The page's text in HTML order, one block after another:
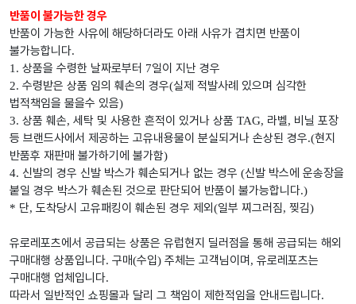
반품이 불가능한 경우
반품이 가능한 사유에 해당하더라도 아래 사유가 겹치면 반품이
불가능합니다.
1. 상품을 수령한 날짜로부터 7일이 지난 경우
2. 수령받은 상품 임의 훼손의 경우(실제 적발사례 있으며 심각한
법적책임을 물을수 있음)
3. 상품 훼손, 세탁 및 사용한 흔적이 있거나 상품 TAG, 라벨, 비닐 포장
등 브랜드사에서 제공하는 고유내용물이 분실되거나 손상된 경우.(현지
반품후 재판매 불가하기에 불가함)
4. 신발의 경우 신발 박스가 훼손되거나 없는 경우 (신발 박스에 운송장을
붙일 경우 박스가 훼손된 것으로 판단되어 반품이 불가능합니다.)
* 단, 도착당시 고유패킹이 훼손된 경우 제외 (일부 찌그러짐, 찢김)
유로레포츠에서 공급되는 상품은 유럽현지 딜러점을 통해 공급되는 해외
구매대행 상품입니다. 구매(수입) 주체는 고객님이며 , 유로레포츠는
구매대행 업체입니다.
따라서 일반적인 쇼핑몰과 달리 그 책임이 제한적임을 안내드립니다.